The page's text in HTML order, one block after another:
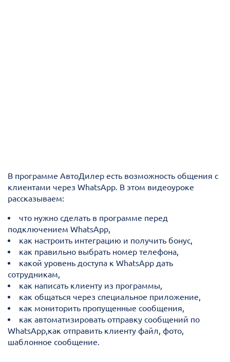
В программе АвтоДилер есть возможность общения с
клиентами через WhatsApp. В этом видеоуроке
рассказываем:
что нужно сделать в программе перед
подключением WhatsApp,
как настроить интеграцию и получить бонус,
как правильно выбрать номер телефона,
какой уровень доступа к WhatsApp дать
сотрудникам,
как написать клиенту из программы,
как общаться через специальное приложение,
как мониторить пропущенные сообщения,
как автоматизировать отправку сообщений по
WhatsApp,как отправить клиенту файл, фото,
шаблонное сообщение.​